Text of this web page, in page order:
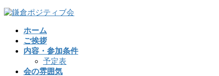
コ
ナ
ホーム
ご挨拶
内容・参加条件
予定表
会の雰囲気